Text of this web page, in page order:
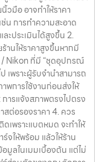
มือ อาจทำให้ราคา
น การทำความสะอาด
ะประเมินได้สูงขึ้น 2.
านให้ราคาสูงขึ้นหากมี
Nikon ที่มี “ชุดอุปกรณ์
เพราะผู้รับจำนำสามารถ
พการใช้งานก่อนส่งให้
ารแจ้งสภาพตรงไปตรง
สต่อรองราคา 4. ควร
เพราะแบตหมด จะทำให้
ร์จให้พร้อม แล้วให้ร้าน
มูลในเมมเบื้องต้น แต่ไม่